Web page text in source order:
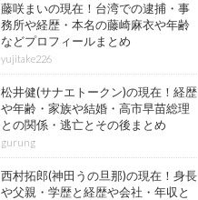
藤咲まいの現在！台湾での逮捕・事
務所や経歴・本名の藤崎麻衣や年齢
などプロフィールまとめ
yujitake226
松井健(サナエトークン)の現在！経歴
や年齢・家族や結婚・高市早苗総理
との関係・逃亡とその後まとめ
gurung
西村拓郎(神田うの旦那)の現在！身長
や父親・学歴と経歴や会社・年収と